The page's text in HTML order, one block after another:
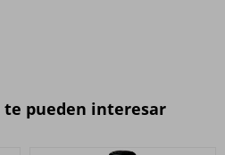
te pueden interesar